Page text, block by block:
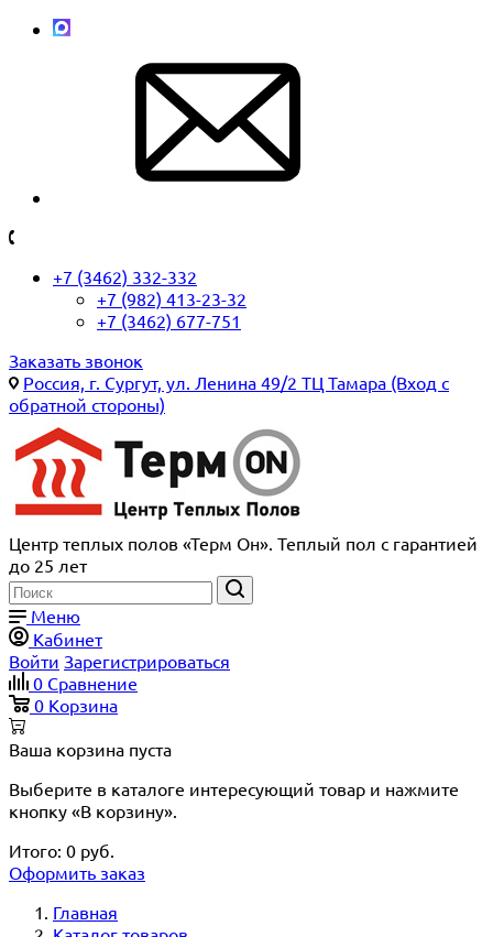
+7 (3462) 332-332
+7 (982) 413-23-32
+7 (3462) 677-751
Заказать звонок
Россия, г. Сургут, ул. Ленина 49/2 ТЦ Тамара (Вход с
обратной стороны)
Центр теплых полов «Терм Он». Теплый пол с гарантией
до 25 лет
Меню
Кабинет
Войти Зарегистрироваться
0 Сравнение
0 Корзина
Ваша корзина пуста
Выберите в каталоге интересующий товар и нажмите
кнопку «В корзину».
Итого: 0 руб.
Оформить заказ
Главная